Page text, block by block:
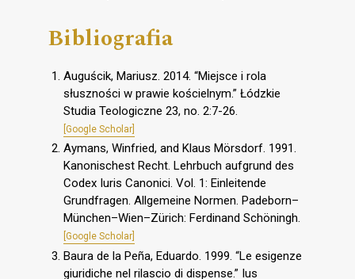
Bibliografia
Auguścik, Mariusz. 2014. “Miejsce i rola
słuszności w prawie kościelnym.” Łódzkie
Studia Teologiczne 23, no. 2:7-26.
[Google Scholar]
Aymans, Winfried, and Klaus Mörsdorf. 1991.
Kanonischest Recht. Lehrbuch aufgrund des
Codex Iuris Canonici. Vol. 1: Einleitende
Grundfragen. Allgemeine Normen. Padeborn–
München–Wien–Zürich: Ferdinand Schöningh.
[Google Scholar]
Baura de la Peña, Eduardo. 1999. “Le esigenze
giuridiche nel rilascio di dispense.” Ius